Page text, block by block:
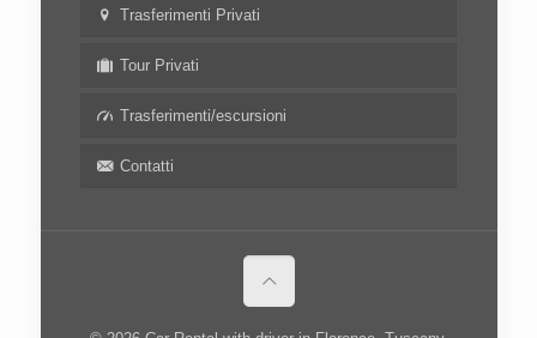
Trasferimenti Privati
Tour Privati
Trasferimenti/escursioni
Contatti